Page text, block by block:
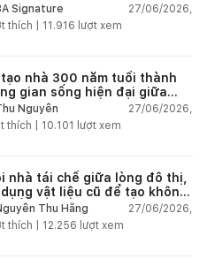
Signature
27/06/2026,
thích | 11.916 lượt xem
tạo nhà 300 năm tuổi thành
gian sống hiện đại giữa
nhiên
Nguyễn
27/06/2026,
thích | 10.101 lượt xem
nhà tái chế giữa lòng đô thị,
vật liệu cũ để tạo không
sống linh hoạt
Thu Hằng
27/06/2026,
thích | 12.256 lượt xem